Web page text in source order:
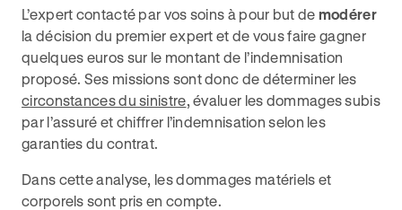
L’expert contacté par vos soins à pour but de modérer
la décision du premier expert et de vous faire gagner
quelques euros sur le montant de l’indemnisation
proposé. Ses missions sont donc de déterminer les
circonstances du sinistre, évaluer les dommages subis
par l’assuré et chiffrer l’indemnisation selon les
garanties du contrat.
Dans cette analyse, les dommages matériels et
corporels sont pris en compte.